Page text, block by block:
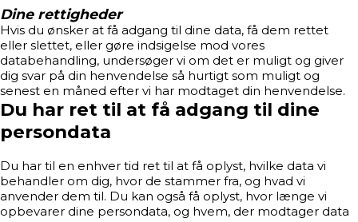
Dine rettigheder
Hvis du ønsker at få adgang til dine data, få dem rettet
eller slettet, eller gøre indsigelse mod vores
databehandling, undersøger vi om det er muligt og giver
dig svar på din henvendelse så hurtigt som muligt og
senest en måned efter vi har modtaget din henvendelse.
Du har ret til at få adgang til dine
persondata
Du har til en enhver tid ret til at få oplyst, hvilke data vi
behandler om dig, hvor de stammer fra, og hvad vi
anvender dem til. Du kan også få oplyst, hvor længe vi
opbevarer dine persondata, og hvem, der modtager data